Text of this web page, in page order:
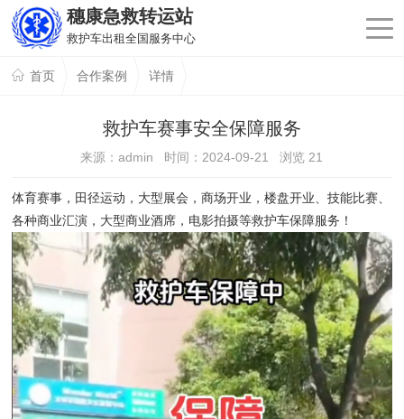
穗康急救转运站
救护车出租全国服务中心
首页 合作案例 详情
救护车赛事安全保障服务
来源：admin 时间：2024-09-21 浏览 21
体育赛事，田径运动，大型展会，商场开业，楼盘开业、技能比赛、
各种商业汇演，大型商业酒席，电影拍摄等救护车保障服务！